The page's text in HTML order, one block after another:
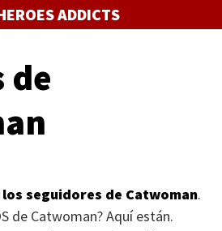
ADDICTS
de
seguidores de Catwoman.
de Catwoman? Aquí están.